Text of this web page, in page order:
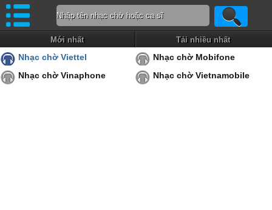
Mới nhất Tải nhiều nhất
Nhạc chờ Viettel
Nhạc chờ Mobifone
Nhạc chờ Vinaphone
Nhạc chờ Vietnamobile